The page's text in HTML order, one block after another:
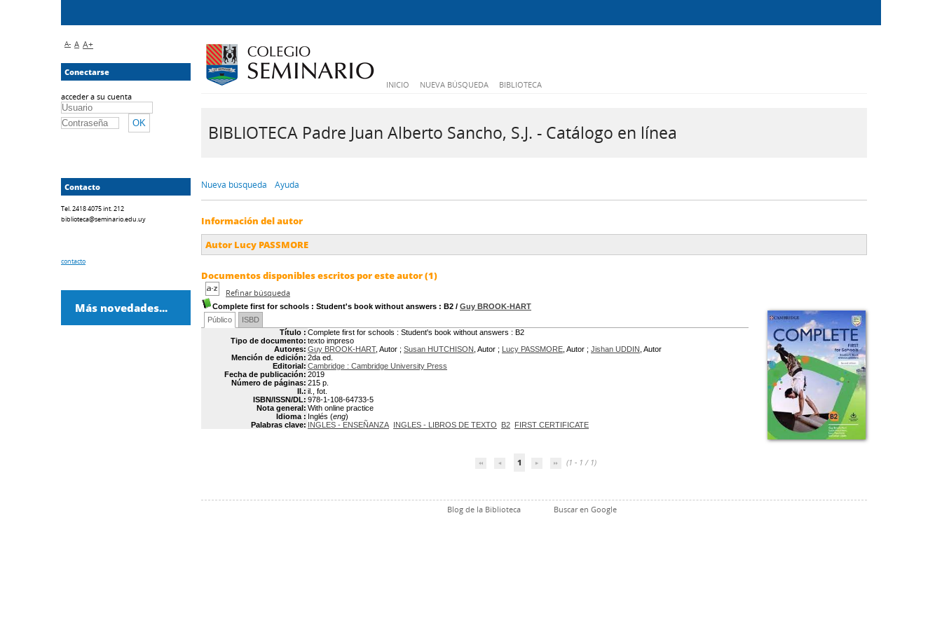
INICIO NUEVA BÚSQUEDA BIBLIOTECA
BIBLIOTECA Padre Juan Alberto Sancho, S.J. - Catálogo en línea
Nueva búsqueda Ayuda
Información del autor
Autor Lucy PASSMORE
Documentos disponibles escritos por este autor (1)
Refinar búsqueda
Complete first for schools : Student's book without answers : B2 / Guy BROOK-HART
Público
ISBD
Título : Complete first for schools : Student's book without answers : B2
Tipo de documento: texto impreso
Autores: Guy BROOK-HART, Autor ; Susan HUTCHISON , Autor ; Lucy PASSMORE , Autor ; Jishan UDDIN , Autor
Mención de edición: 2da ed.
Editorial: Cambridge : Cambridge University Press
Fecha de publicación: 2019
Número de páginas: 215 p.
Il.: il., fot.
ISBN/ISSN/DL: 978-1-108-64733-5
Nota general: With online practice
Idioma : Inglés (eng)
Palabras clave: INGLES - ENSEÑANZA INGLES - LIBROS DE TEXTO B2 FIRST CERTIFICATE
1 (1 - 1 / 1)
Blog de la Biblioteca Buscar en Google
A- A A+
Conectarse
acceder a su cuenta
Contacto
Tel. 2418 4075 int. 212
biblioteca@seminario.edu.uy
contacto
Más novedades...